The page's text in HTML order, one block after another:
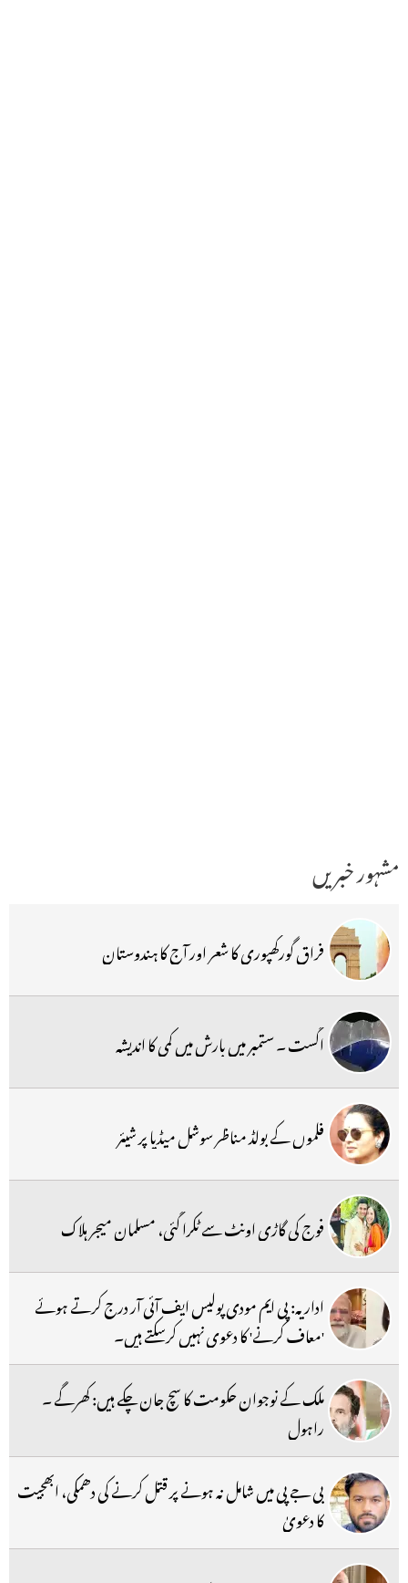
مشہور خبریں
فراق گورکھپوری کا شعر اور آج کا ہندوستان
اگست ۔ ستمبر میں بارش میں کمی کا اندیشہ
فلموں کے بولڈ مناظر سوشل میڈیا پر شیئر
فوج کی گاڑی اونٹ سے ٹکرا گئی، مسلمان میجر ہلاک
اداریہ: پی ایم مودی پولیس ایف آئی آر درج کرتے ہوئے
'معاف کرنے' کا دعوی نہیں کرسکتے ہیں۔
ملک کے نوجوان حکومت کا سچ جان چکے ہیں: کھرگے ۔
راہول
بی جے پی میں شامل نہ ہونے پر قتل کرنے کی دھمکی، ابھجیت
کا دعویٰ